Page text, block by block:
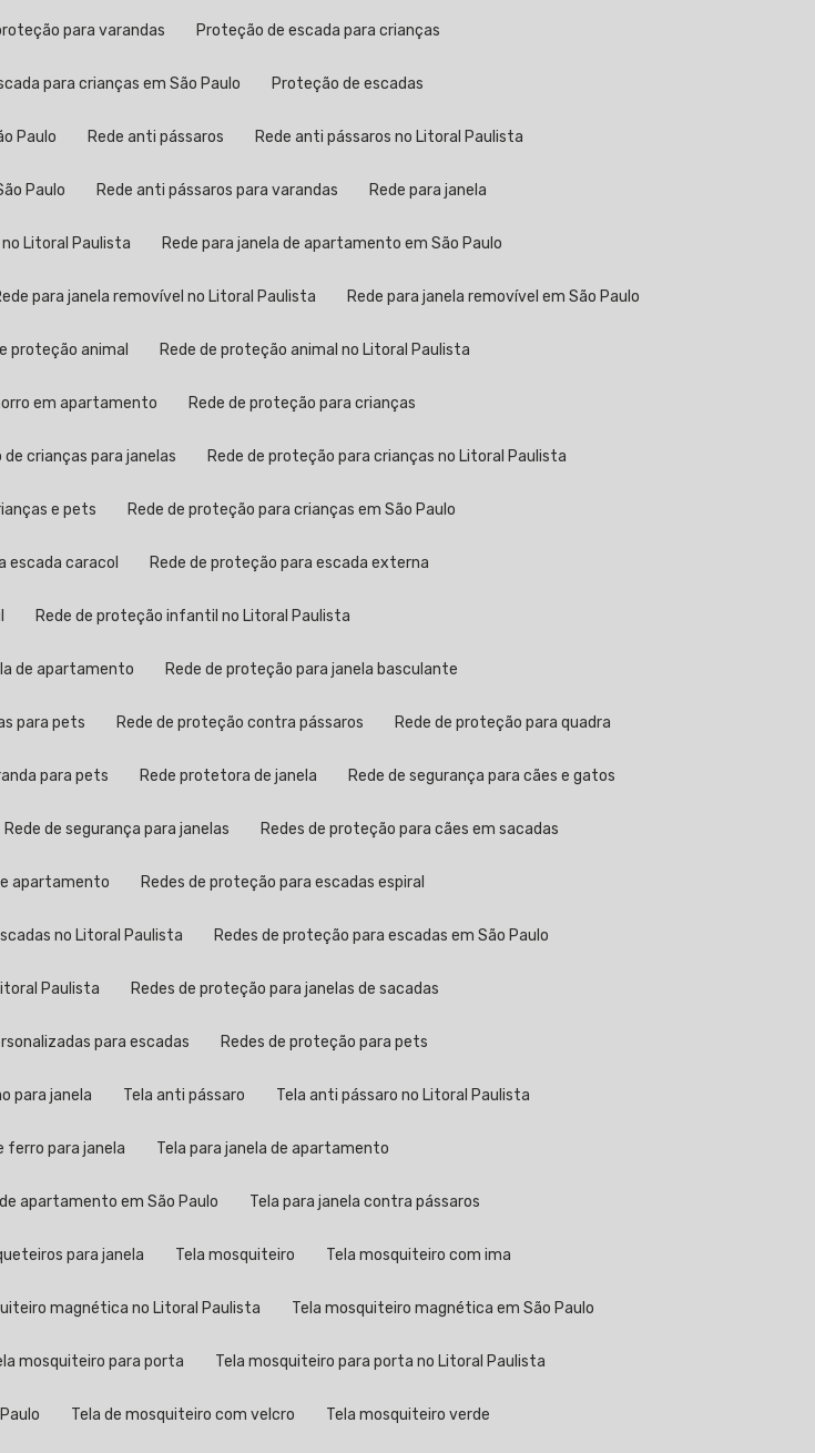
para varandas Proteção de escada para crianças
para crianças em São Paulo Proteção de escadas
Paulo Rede anti pássaros Rede anti pássaros no Litoral Paulista
Paulo Rede anti pássaros para varandas Rede para janela
no Litoral Paulista Rede para janela de apartamento em São Paulo
Rede para janela removível no Litoral Paulista Rede para janela removível em São Paulo
proteção animal Rede de proteção animal no Litoral Paulista
em apartamento Rede de proteção para crianças
de crianças para janelas Rede de proteção para crianças no Litoral Paulista
e pets Rede de proteção para crianças em São Paulo
escada caracol Rede de proteção para escada externa
Rede de proteção infantil no Litoral Paulista
de apartamento Rede de proteção para janela basculante
para pets Rede de proteção contra pássaros Rede de proteção para quadra
para pets Rede protetora de janela Rede de segurança para cães e gatos
Rede de segurança para janelas Redes de proteção para cães em sacadas
apartamento Redes de proteção para escadas espiral
no Litoral Paulista Redes de proteção para escadas em São Paulo
Paulista Redes de proteção para janelas de sacadas
para escadas Redes de proteção para pets
para janela Tela anti pássaro Tela anti pássaro no Litoral Paulista
ferro para janela Tela para janela de apartamento
de apartamento em São Paulo Tela para janela contra pássaros
para janela Tela mosquiteiro Tela mosquiteiro com ima
magnética no Litoral Paulista Tela mosquiteiro magnética em São Paulo
mosquiteiro para porta Tela mosquiteiro para porta no Litoral Paulista
Tela de mosquiteiro com velcro Tela mosquiteiro verde